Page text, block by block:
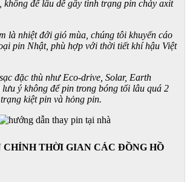
không để lâu dễ gây tình trạng pin chảy axit
là nhiệt đới gió mùa, chúng tôi khuyến cáo
pin Nhật, phù hợp với thời tiết khí hậu Việt
đặc thù như Eco-drive, Solar, Earth
ý không để pin trong bóng tối lâu quá 2
kiệt pin và hỏng pin.
CHỈNH THỜI GIAN CÁC ĐỒNG HỒ